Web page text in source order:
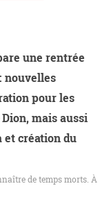
une rentrée
nouvelles
pour les
mais aussi
et création du
de temps morts. À